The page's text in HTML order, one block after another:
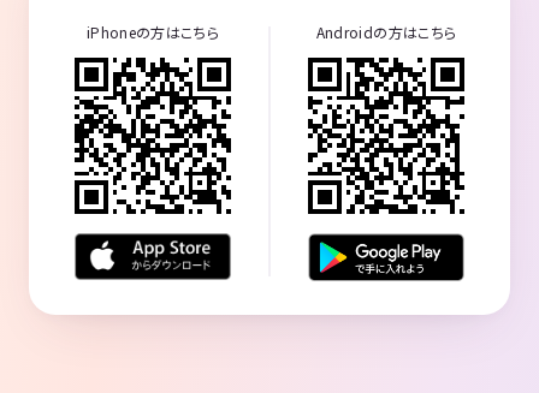
iPhoneの方はこちら Androidの方はこちら